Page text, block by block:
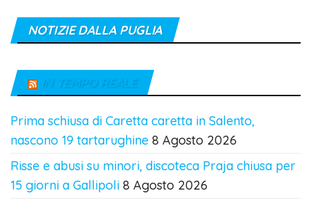
NOTIZIE DALLA PUGLIA
IN TEMPO REALE
Prima schiusa di Caretta caretta in Salento,
nascono 19 tartarughine 8 Agosto 2026
Risse e abusi su minori, discoteca Praja chiusa per
15 giorni a Gallipoli 8 Agosto 2026